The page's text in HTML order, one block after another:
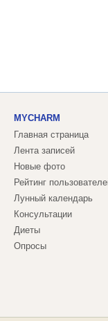
MYCHARM
Главная страница
Лента записей
Новые фото
Рейтинг
Лунный календарь
Консультации
Диеты
Опросы